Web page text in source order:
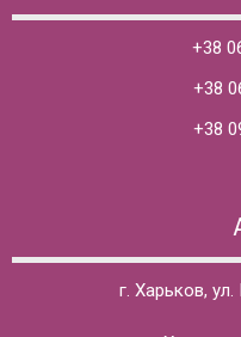
+38
+38
+38
г. Харьков,